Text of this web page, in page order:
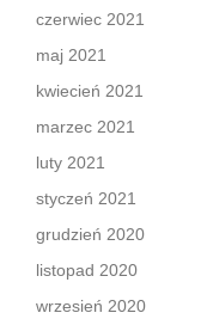
czerwiec 2021
maj 2021
kwiecień 2021
marzec 2021
luty 2021
styczeń 2021
grudzień 2020
listopad 2020
wrzesień 2020